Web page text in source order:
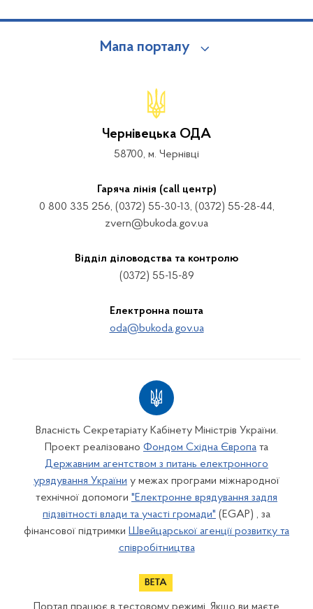
Мапа порталу
Чернівецька ОДА
58700, м. Чернівці
Гаряча лінія (call центр)
0 800 335 256, (0372) 55-30-13, (0372) 55-28-44,
zvern@bukoda.gov.ua
Відділ діловодства та контролю
(0372) 55-15-89
Електронна пошта
oda@bukoda.gov.ua
Власність Секретаріату Кабінету Міністрів України.
Проект реалізовано Фондом Східна Європа та
Державним агентством з питань електронного
урядування України у межах програми міжнародної
технічної допомоги "Електронне врядування задля
підзвітності влади та участі громади" (EGAP) , за
фінансової підтримки Швейцарської агенції розвитку та
співробітництва